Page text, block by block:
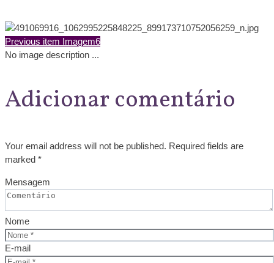
Previous item Imagem6
No image description ...
Adicionar comentário
Your email address will not be published. Required fields are
marked *
Mensagem
Nome
E-mail